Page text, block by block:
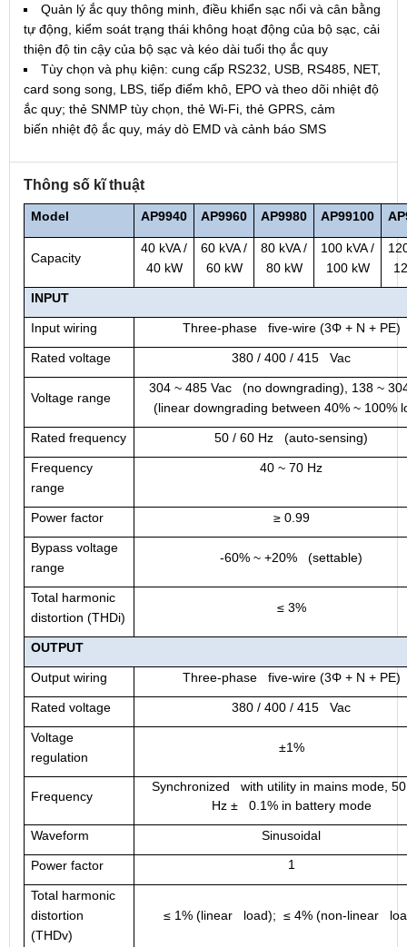
Quản lý ắc quy thông minh, điều khiển sạc nổi và cân bằng
tự động, kiểm soát trạng thái không hoạt động của bộ sạc, cải
thiện độ tin cậy của bộ sạc và kéo dài tuổi thọ ắc quy
Tùy chọn và phụ kiện: cung cấp RS232, USB, RS485, NET,
card song song, LBS, tiếp điểm khô, EPO và theo dõi nhiệt độ
ắc quy; thẻ SNMP tùy chọn, thẻ Wi-Fi, thẻ GPRS, cảm
biến nhiệt độ ắc quy, máy dò EMD và cảnh báo SMS
Thông số kĩ thuật
Model AP9940 AP9960 AP9980 AP99100 AP
Capacity
40 kVA /
40 kW
60 kVA /
60 kW
80 kVA /
80 kW
100 kVA /
100 kW
INPUT
Input wiring Three-phase five-wire (3Φ + N + PE)
Rated voltage 380 / 400 / 415 Vac
Voltage range
304 ~ 485 Vac (no downgrading), 138 ~
(linear downgrading between 40% ~ 100%
Rated frequency 50 / 60 Hz (auto-sensing)
Frequency
range
40 ~ 70 Hz
Power factor ≥ 0.99
Bypass voltage
range
-60% ~ +20% (settable)
Total harmonic
distortion (THDi)
≤ 3%
OUTPUT
Output wiring Three-phase five-wire (3Φ + N + PE)
Rated voltage 380 / 400 / 415 Vac
Voltage
regulation
±1%
Frequency
Synchronized with utility in mains mode,
Hz ± 0.1% in battery mode
Waveform Sinusoidal
Power factor 1
Total harmonic
distortion
(THDv)
≤ 1% (linear load); ≤ 4% (non-linear